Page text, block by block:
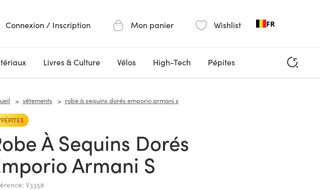
Connexion / Inscription Mon panier Wishlist FR
Livres & Culture Vélos High-Tech Pépites
vêtements robe à sequins dorés emporio armani s
PÉPITES
Armani S
V3358